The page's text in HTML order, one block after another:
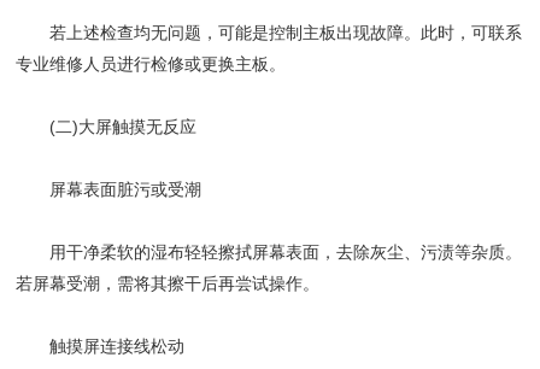
若上述检查均无问题，可能是控制主板出现故障。此时，可联系
专业维修人员进行检修或更换主板。
(二)大屏触摸无反应
​​屏幕表面脏污或受潮​​
用干净柔软的湿布轻轻擦拭屏幕表面，去除灰尘、污渍等杂质。
若屏幕受潮，需将其擦干后再尝试操作。
​​触摸屏连接线松动​​